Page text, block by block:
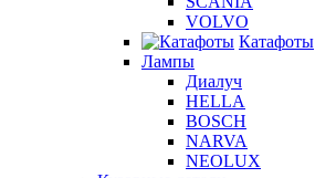
VOLVO
Катафоты
Лампы
Диалуч
HELLA
BOSCH
NARVA
NEOLUX